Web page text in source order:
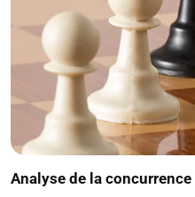
Analyse de la